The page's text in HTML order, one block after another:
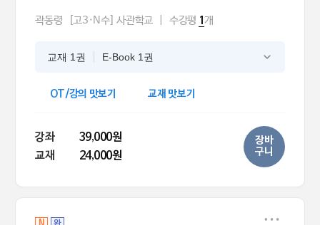
곽동령 [고3·N수] 사관학교 수강평 1개
교재 1권 E-Book 1권
OT/강의 맛보기 교재 맛보기
강좌
39,000원
교재
24,000원
장바
구니